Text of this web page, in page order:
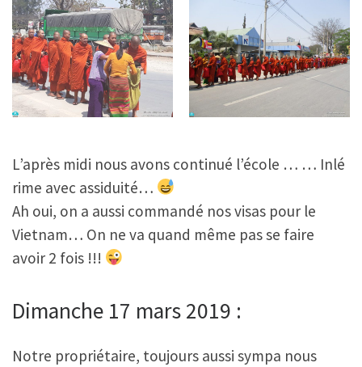
L’après midi nous avons continué l’école … … Inlé
rime avec assiduité…
Ah oui, on a aussi commandé nos visas pour le
Vietnam… On ne va quand même pas se faire
avoir 2 fois !!!
Dimanche 17 mars 2019 :
Notre propriétaire, toujours aussi sympa nous